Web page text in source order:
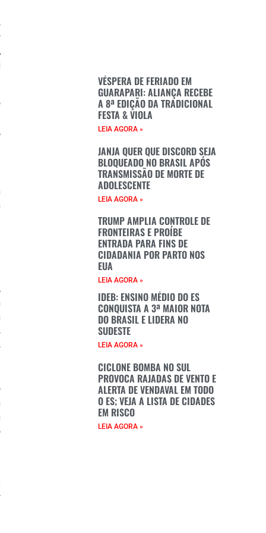
VÉSPERA DE FERIADO EM
GUARAPARI: ALIANÇA RECEBE
A 8ª EDIÇÃO DA TRADICIONAL
FESTA & VIOLA
LEIA AGORA »
JANJA QUER QUE DISCORD SEJA
BLOQUEADO NO BRASIL APÓS
TRANSMISSÃO DE MORTE DE
ADOLESCENTE
LEIA AGORA »
TRUMP AMPLIA CONTROLE DE
FRONTEIRAS E PROÍBE
ENTRADA PARA FINS DE
CIDADANIA POR PARTO NOS
EUA
LEIA AGORA »
IDEB: ENSINO MÉDIO DO ES
CONQUISTA A 3ª MAIOR NOTA
DO BRASIL E LIDERA NO
SUDESTE
LEIA AGORA »
CICLONE BOMBA NO SUL
PROVOCA RAJADAS DE VENTO E
ALERTA DE VENDAVAL EM TODO
O ES; VEJA A LISTA DE CIDADES
EM RISCO
LEIA AGORA »